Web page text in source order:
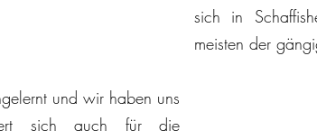
und wir haben uns
sich auch für die
sich in
meisten der